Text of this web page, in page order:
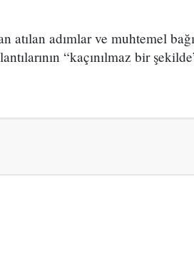
atılan adımlar ve muhtemel
“kaçınılmaz bir